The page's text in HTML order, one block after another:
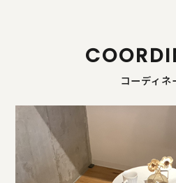
コーディネ